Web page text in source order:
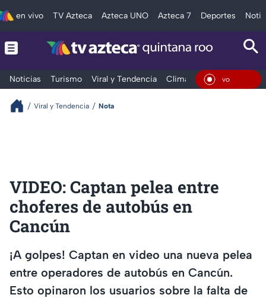
en vivo TV Azteca Azteca UNO Azteca 7 Deportes
Noticias Turismo Viral y Tendencia Clima Tráfico En
Viral y Tendencia Nota
VIDEO: Captan pelea entre
choferes de autobús en
Cancún
¡A golpes! Captan en video una nueva pelea
entre operadores de autobús en Cancún.
Esto opinaron los usuarios sobre la falta de